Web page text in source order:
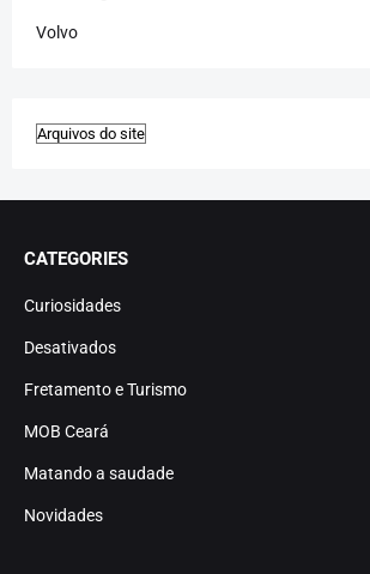
Volvo
CATEGORIES
Curiosidades
Desativados
Fretamento e Turismo
MOB Ceará
Matando a saudade
Novidades